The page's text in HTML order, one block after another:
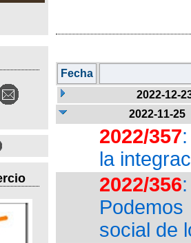
Fecha
2022-12-
2022-11-25
2022/357
la
2022/356
social de